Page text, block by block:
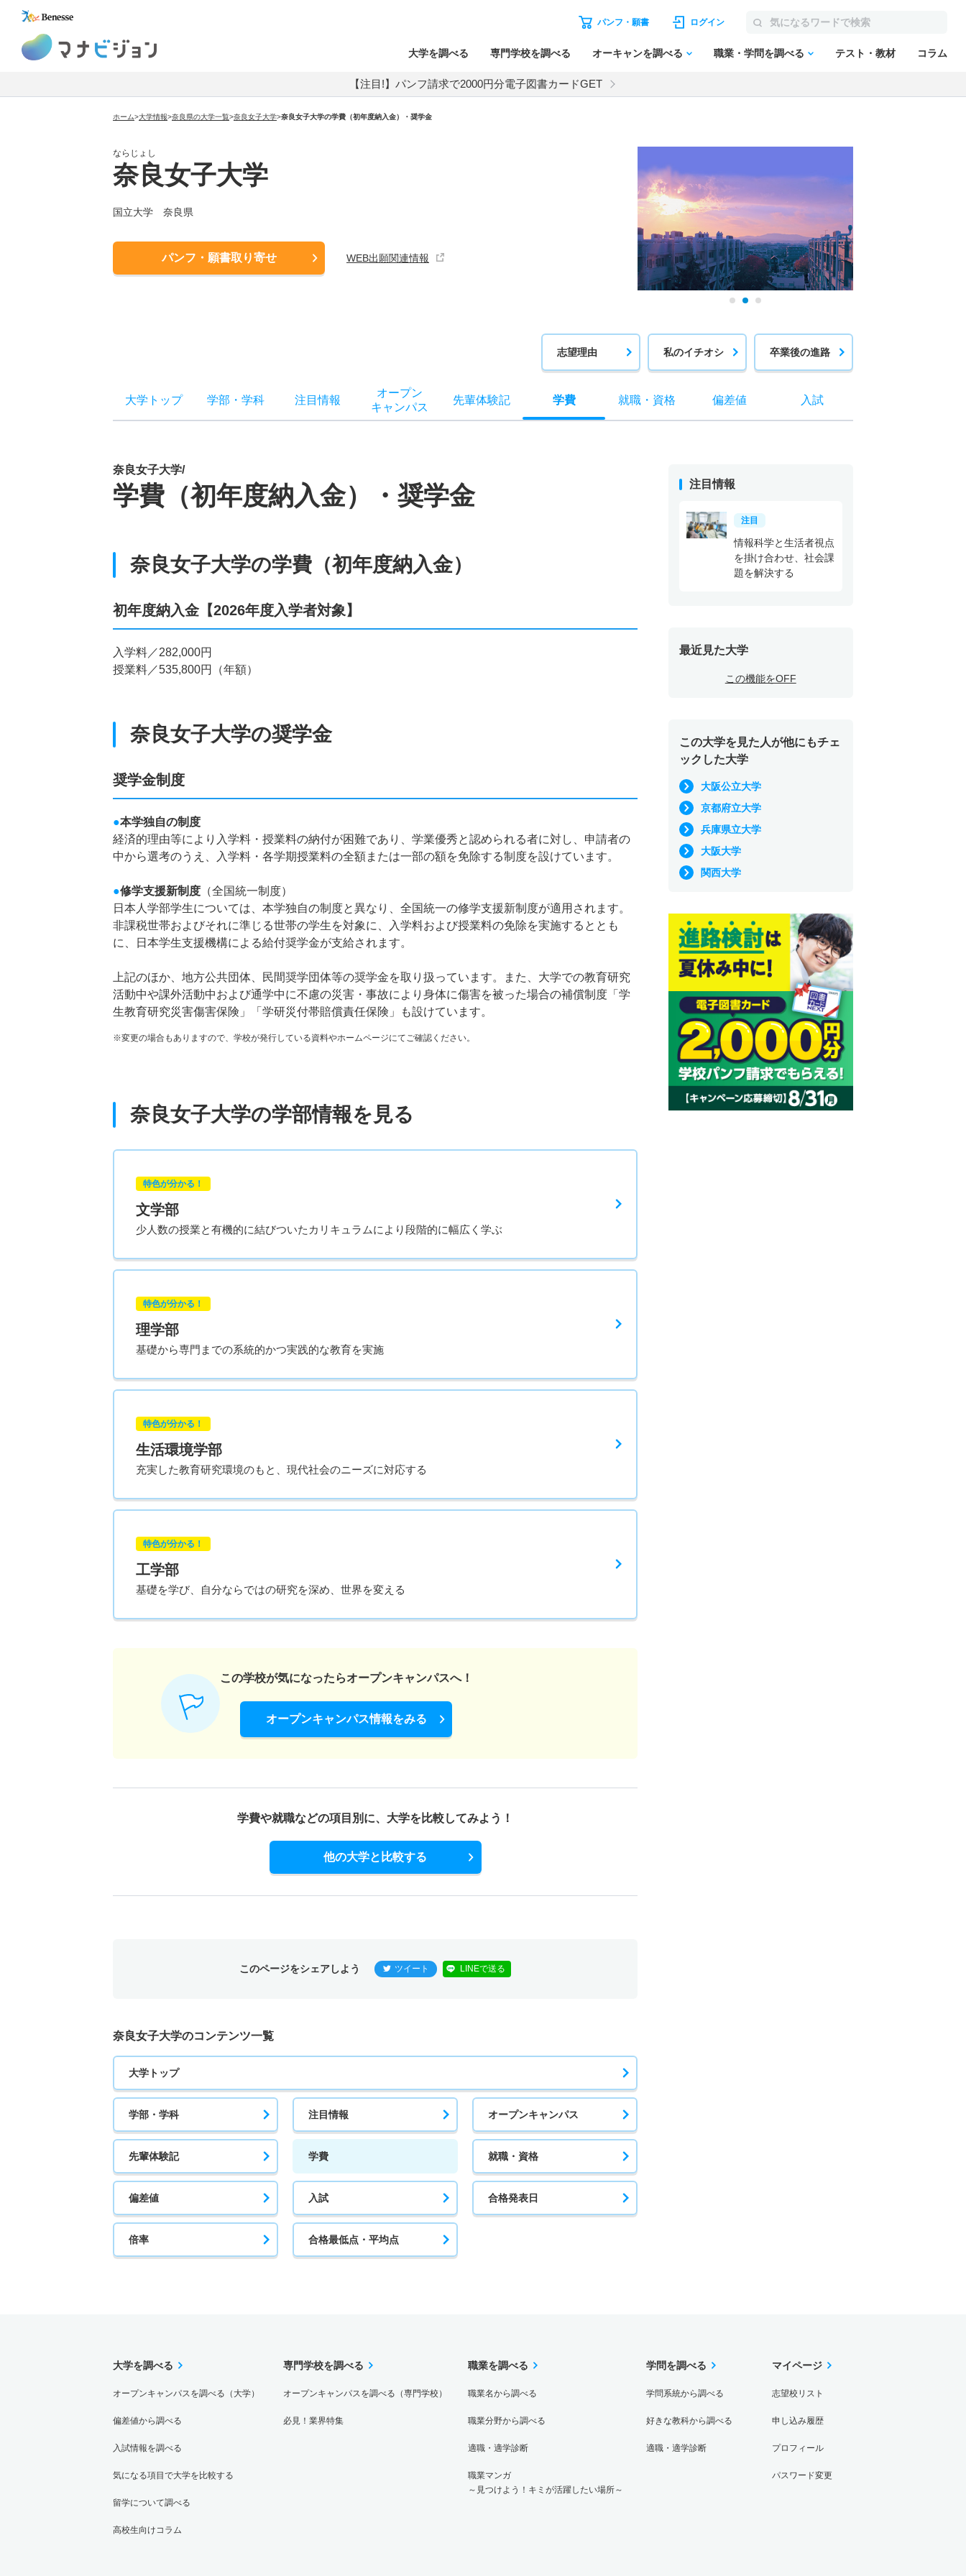
パンフ・願書 ログイン
大学を調べる 専門学校を調べる オーキャンを調べる 職業・学問を調べる テスト・教材 コラム
【注目!】パンフ請求で2000円分電子図書カードGET
ホーム>大学情報>奈良県の大学一覧>奈良女子大学>奈良女子大学の学費（初年度納入金）・奨学金
ならじょし
奈良女子大学
国立大学 奈良県
パンフ・願書取り寄せ WEB出願関連情報
志望理由 私のイチオシ 卒業後の進路
大学トップ 学部 ・ 学科 注目情報
オープン
キャンパス
先輩体験記 学費 就職・ 資格 偏差値 入試
奈良女子大学/
学費（初年度納入金）・奨学金
奈良女子大学の学費（初年度納入金）
初年度納入金【2026年度入学者対象】
入学料／282,000円
授業料／535,800円（年額）
奈良女子大学の奨学金
奨学金制度
●本学独自の制度
経済的理由等により入学料・授業料の納付が困難であり、学業優秀と認められる者に対し、申請者の
中から選考のうえ、入学料・各学期授業料の全額または一部の額を免除する制度を設けています。
●修学支援新制度 （全国統一制度）
日本人学部学生については、本学独自の制度と異なり、全国統一の修学支援新制度が適用されます。
非課税世帯およびそれに準じる世帯の学生を対象に、入学料および授業料の免除を実施するととも
に、日本学生支援機構による給付奨学金が支給されます。
上記のほか、地方公共団体、民間奨学団体等の奨学金を取り扱っています。また、大学での教育研究
活動中や課外活動中および通学中に不慮の災害・事故により身体に傷害を被った場合の補償制度「学
生教育研究災害傷害保険」「学研災付帯賠償責任保険」も設けています。
※変更の場合もありますので、学校が発行している資料やホームページにてご確認ください。
奈良女子大学の学部情報を見る
特色が分かる！
文学部
少人数の授業と有機的に結びついたカリキュラムにより段階的に幅広く学ぶ
特色が分かる！
理学部
基礎から専門までの系統的かつ実践的な教育を実施
特色が分かる！
生活環境学部
充実した教育研究環境のもと、現代社会のニーズに対応する
特色が分かる！
工学部
基礎を学び、自分ならではの研究を深め、世界を変える
この学校が気になったらオープンキャンパスへ！
オープンキャンパス情報をみる
学費や就職などの項目別に、 大学を比較してみよう！
他の大学と比較する
このページをシェアしよう ツイート LINEで送る
奈良女子大学のコンテンツ一覧
大学トップ
学部・学科 注目情報 オープンキャンパス
先輩体験記 学費 就職・資格
偏差値 入試 合格発表日
倍率 合格最低点・平均点
注目情報
注目
情報科学と生活者視点
を掛け合わせ、社会課
題を解決する
最近見た大学
この機能をOFF
この大学を見た人が他にもチェ
ックした大学
大阪公立大学
京都府立大学
兵庫県立大学
大阪大学
関西大学
大学を調べる
オープンキャンパスを調べる（大学）
偏差値から調べる
入試情報を調べる
気になる項目で大学を比較する
留学について調べる
高校生向けコラム
専門学校を調べる
オープンキャンパスを調べる（専門学校）
必見！業界特集
職業を調べる
職業名から調べる
職業分野から調べる
適職・適学診断
職業マンガ
～見つけよう！キミが活躍したい場所～
学問を調べる
学問系統から調べる
好きな教科から調べる
適職・適学診断
マイページ
志望校リスト
申し込み履歴
プロフィール
パスワード変更